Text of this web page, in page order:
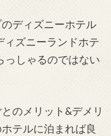
ディズニーホテル
ィズニーランドホテ
っしゃるのではない
のメリット&デメリ
テルに泊まれば良